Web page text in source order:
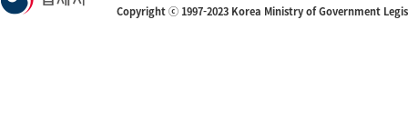
Copyright ⓒ 1997-2023 Korea Ministry of Government